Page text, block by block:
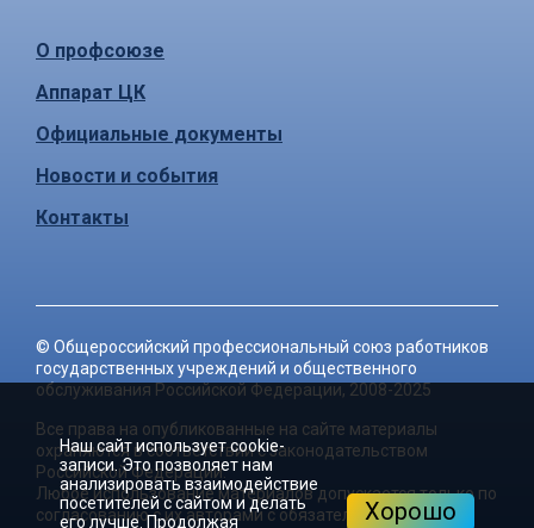
О профсоюзе
Аппарат ЦК
Официальные документы
Новости и события
Контакты
© Общероссийский профессиональный союз работников
государственных учреждений и общественного
обслуживания Российской Федерации, 2008-2025
Все права на опубликованные на сайте материалы
охраняются в соответствии с законодательством
Российской Федерации.
Любое использование материалов допускается только по
согласованию с их авторами с обязательной активной
Наш сайт использует cookie-
записи. Это позволяет нам
анализировать взаимодействие
посетителей с сайтом и делать
его лучше. Продолжая
Хорошо